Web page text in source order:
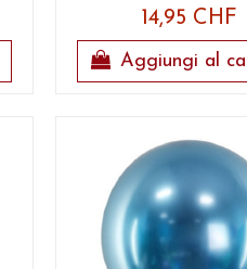
14,95 CHF
Aggiungi al